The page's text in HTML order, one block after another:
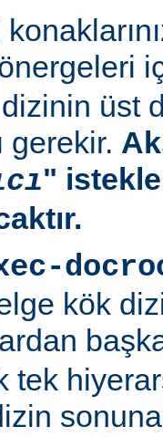
üst
gerekir.
"
kök
tek